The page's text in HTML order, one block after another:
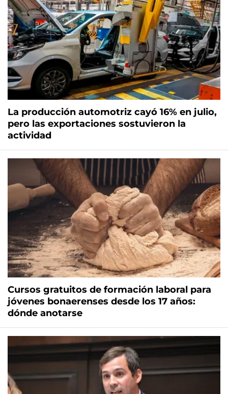
La producción automotriz cayó 16% en julio,
pero las exportaciones sostuvieron la
actividad
Cursos gratuitos de formación laboral para
jóvenes bonaerenses desde los 17 años:
dónde anotarse